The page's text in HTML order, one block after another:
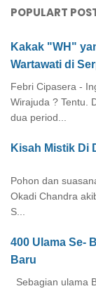
POPULART
Kakak "WH"
Wartawati di
Febri Cipasera -
Wirajuda ? Tentu.
dua period...
Kisah Mistik Di
Pohon dan
Okadi Chandra
S...
400 Ulama Se-
Baru
Sebagian ulama